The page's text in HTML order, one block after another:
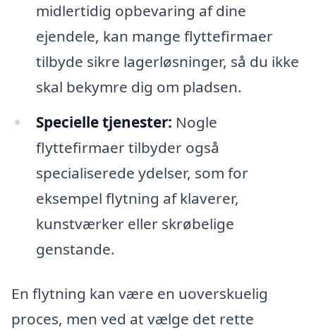
midlertidig opbevaring af dine
ejendele, kan mange flyttefirmaer
tilbyde sikre lagerløsninger, så du ikke
skal bekymre dig om pladsen.
Specielle tjenester: Nogle
flyttefirmaer tilbyder også
specialiserede ydelser, som for
eksempel flytning af klaverer,
kunstværker eller skrøbelige
genstande.
En flytning kan være en uoverskuelig
proces, men ved at vælge det rette